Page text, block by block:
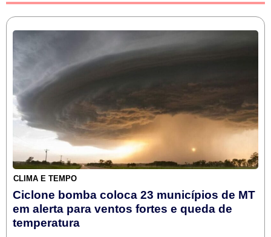
CLIMA E TEMPO
Ciclone bomba coloca 23 municípios de MT
em alerta para ventos fortes e queda de
temperatura